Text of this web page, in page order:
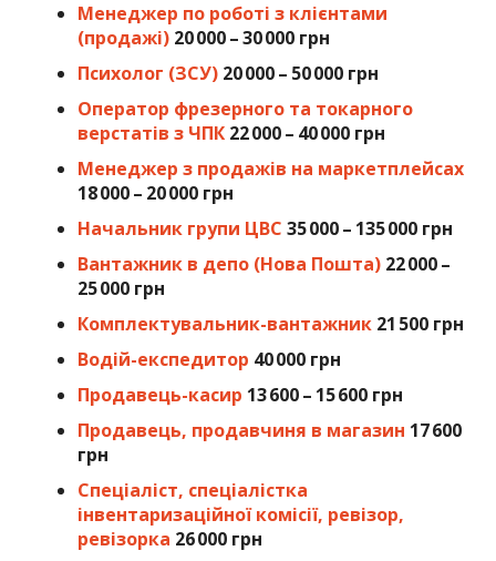
Менеджер по роботі з клієнтами
(продажі) 20 000 – 30 000 грн
Психолог (ЗСУ) 20 000 – 50 000 грн
Оператор фрезерного та токарного
верстатів з ЧПК 22 000 – 40 000 грн
Менеджер з продажів на маркетплейсах
18 000 – 20 000 грн
Начальник групи ЦВС 35 000 – 135 000 грн
Вантажник в депо (Нова Пошта) 22 000 –
25 000 грн
Комплектувальник-вантажник21 500 грн
Водій-експедитор 40 000 грн
Продавець-касир 13 600 – 15 600 грн
Продавець, продавчиня в магазин 17 600
грн
Спеціаліст, спеціалістка
інвентаризаційної комісії, ревізор,
ревізорка 26 000 грн